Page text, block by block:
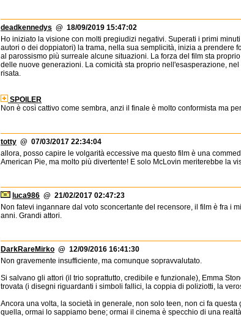
deadkennedys @ 18/09/2019 15:47:02
Ho iniziato la visione con molti pregiudizi negativi. Superati i primi
autori o dei doppiatori) la trama, nella sua semplicità, inizia a prendere
al parossismo più surreale alcune situazioni. La forza del film sta
delle nuove generazioni. La comicità sta proprio nell'esasperazione,
risata.
SPOILER
Non è così cattivo come sembra, anzi il finale è molto conformista ma
totty @ 07/03/2017 22:34:04
allora, posso capire le volgarità eccessive ma questo film è una
American Pie, ma molto più divertente! E solo McLovin meriterebbe la
luca986 @ 21/02/2017 02:47:23
Non fatevi ingannare dal voto sconcertante del recensore, il film è fra i
anni. Grandi attori.
DarkRareMirko @ 12/09/2016 16:41:30
Non gravemente insufficiente, ma comunque sopravvalutato.
Si salvano gli attori (il trio soprattutto, credibile e funzionale), Emma
trovata (i disegni riguardanti i simboli fallici, la coppia di poliziotti, la
Ancora una volta, la società in generale, non solo teen, non ci fa
quella, ormai lo sappiamo bene; ormai il cinema è specchio di una